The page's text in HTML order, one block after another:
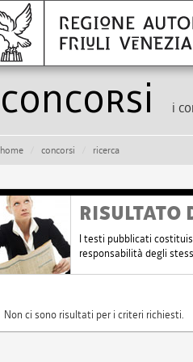
Concorsi i
home concorsi ricerca
RISULTATO
I testi pubblicati
responsabilità degli
Non ci sono risultati per i criteri richiesti.